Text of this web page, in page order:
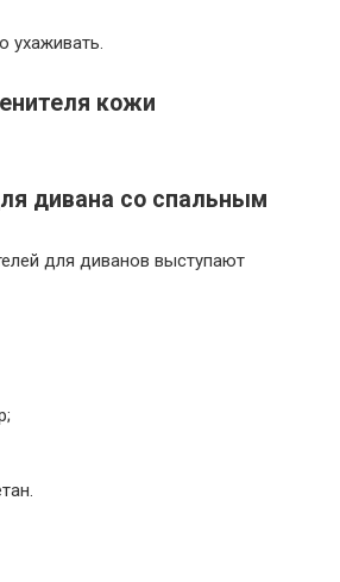
ухаживать.
дивана со спальным
для диванов выступают